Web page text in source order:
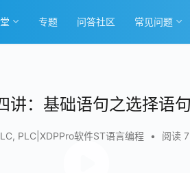
专题 问答社区 常见问题
讲：基础语句之选择语句
, PLC|XDPPro软件ST语言编程 • 阅读